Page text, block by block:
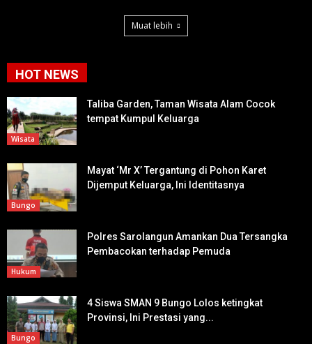
Muat lebih
HOT NEWS
Wisata
Taliba Garden, Taman Wisata Alam Cocok
tempat Kumpul Keluarga
Bungo
Mayat ‘Mr X’ Tergantung di Pohon Karet
Dijemput Keluarga, Ini Identitasnya
Hukum
Polres Sarolangun Amankan Dua Tersangka
Pembacokan terhadap Pemuda
Bungo
4 Siswa SMAN 9 Bungo Lolos ketingkat
Provinsi, Ini Prestasi yang...